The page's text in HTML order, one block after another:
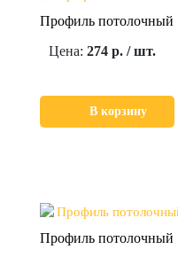
Профиль потолочный
Цена: 274 р. / шт.
В корзину
Профиль потолочный